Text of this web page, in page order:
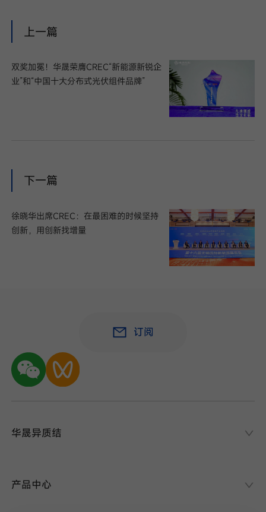
上一篇
双奖加冕！华晟荣膺CREC“新能源新锐企
业”和“中国十大分布式光伏组件品牌”
下一篇
徐晓华出席CREC：在最困难的时候坚持
创新，用创新找增量
订阅
华晟异质结
产品中心